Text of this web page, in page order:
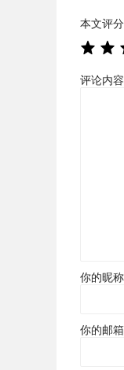
本文评分
评论内容
你的昵称
你的邮箱